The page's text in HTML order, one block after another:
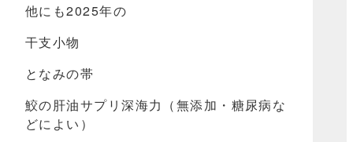
他にも2025年の
干支小物
となみの帯
鮫の肝油サプリ深海力（無添加・糖尿病な
どによい）